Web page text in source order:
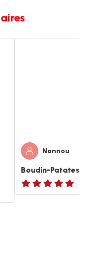
Nannou
Boudin-Patates
Avis